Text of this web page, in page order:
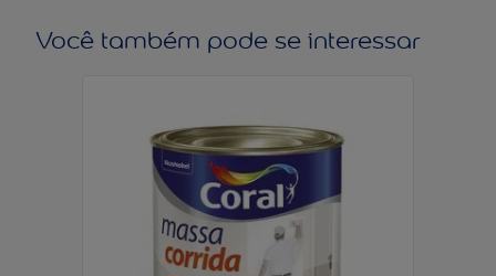
Você também pode se interessar